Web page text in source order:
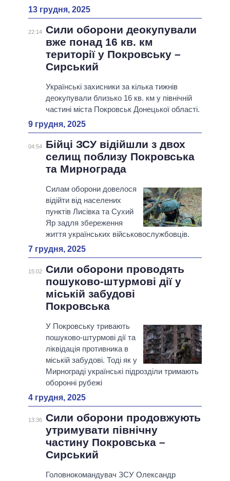
13 грудня, 2025
22:14 Сили оборони деокупували
вже понад 16 кв. км
території у Покровську –
Сирський
Українські захисники за кілька тижнів
деокупували близько 16 кв. км у північній
частині міста Покровськ Донецької області.
9 грудня, 2025
04:54
Бійці ЗСУ відійшли з двох
селищ поблизу Покровська
та Мирнограда
Силам оборони довелося
відійти від населених
пунктів Лисівка та Сухий
Яр задля збереження
життя українських військовослужбовців.
7 грудня, 2025
15:02 Сили оборони проводять
пошуково-штурмові дії у
міській забудові
Покровська
У Покровську тривають
пошуково-штурмові дії та
ліквідація противника в
міській забудові. Тоді як у
Мирнограді українські підрозділи тримають
оборонні рубежі
4 грудня, 2025
13:36 Сили оборони продовжують
утримувати північну
частину Покровська –
Сирський
Головнокомандувач ЗСУ Олександр